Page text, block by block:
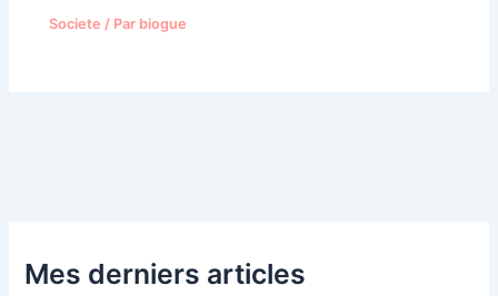
Societe / Par biogue
Mes derniers articles